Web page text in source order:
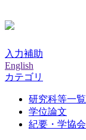
入力補助
English
カテゴリ
研究科等一覧
学位論文
紀要・学協会